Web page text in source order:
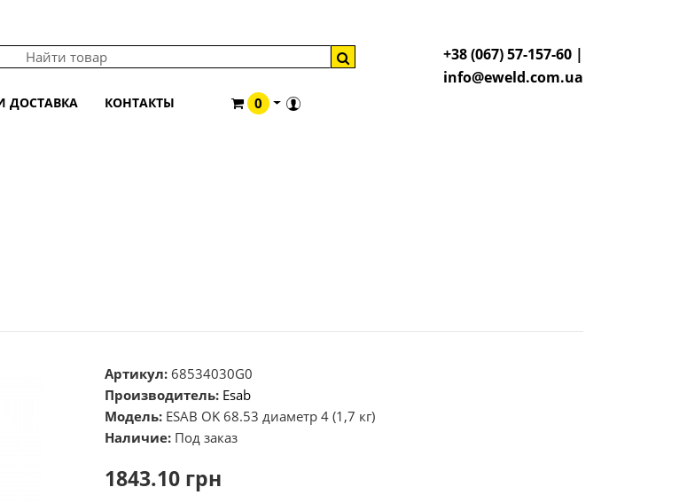
ДОСТАВКА КОНТАКТЫ 0
+38 (067) 57-157-60 |
info@eweld.com.ua
Артикул: 68534030G0
Производитель: Esab
Модель: ESAB OK 68.53 диаметр 4 (1,7 кг)
Наличие: Под заказ
1843.10 грн